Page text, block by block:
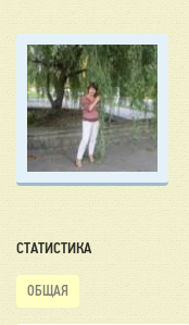
СТАТИСТИКА
ОБЩАЯ